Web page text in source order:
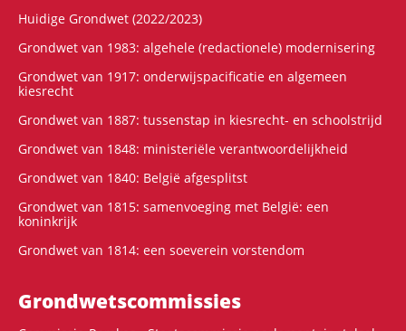
Huidige Grondwet (2022/2023)
Grondwet van 1983: algehele (redactionele) modernisering
Grondwet van 1917: onderwijspacificatie en algemeen
kiesrecht
Grondwet van 1887: tussenstap in kiesrecht- en schoolstrijd
Grondwet van 1848: ministeriële verantwoordelijkheid
Grondwet van 1840: België afgesplitst
Grondwet van 1815: samenvoeging met België: een
koninkrijk
Grondwet van 1814: een soeverein vorstendom
Grondwets­commissies